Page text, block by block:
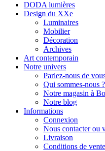
DODA lumières
Design du XXe
Luminaires
Mobilier
Décoration
Archives
Art contemporain
Notre univers
Parlez-nous de
Qui sommes-nous ?
Notre magasin à
Notre blog
Informations
Connexion
Nous contacter ou
Livraison
Conditions de vente